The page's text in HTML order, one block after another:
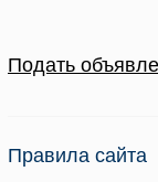
Подать
Правила сайта